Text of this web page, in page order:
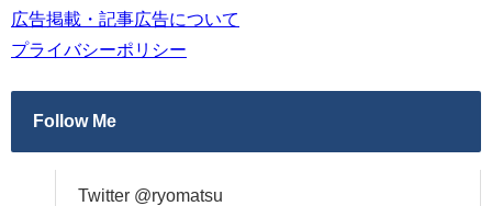
広告掲載・記事広告について
プライバシーポリシー
Follow Me
Twitter @ryomatsu